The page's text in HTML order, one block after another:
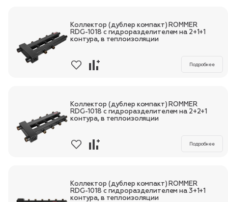
Подробнее
Коллектор (дублер компакт) ROMMER
RDG-1018 с гидроразделителем на 2+1+1
контура, в теплоизоляции
Подробнее
Коллектор (дублер компакт) ROMMER
RDG-1018 с гидроразделителем на 2+2+1
контура, в теплоизоляции
Коллектор (дублер компакт) ROMMER
RDG-1018 с гидроразделителем на 3+1+1
контура, в теплоизоляции